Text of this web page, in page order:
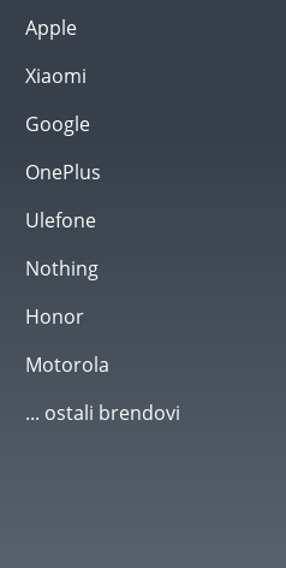
Apple
Xiaomi
Google
OnePlus
Ulefone
Nothing
Honor
Motorola
... ostali brendovi